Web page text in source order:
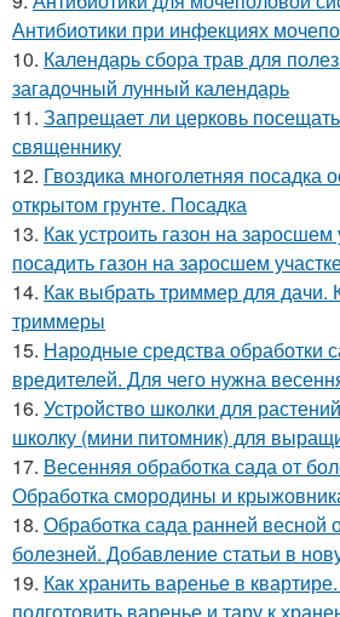
Антибиотики при инфекциях
10. Календарь сбора трав для
загадочный лунный календарь
11. Запрещает ли церковь
священнику
12. Гвоздика многолетняя посадка
открытом грунте. Посадка
13. Как устроить газон на заросшем
посадить газон на заросшем
14. Как выбрать триммер для дачи.
триммеры
15. Народные средства обработки
вредителей. Для чего нужна
16. Устройство школки для
школку (мини питомник) для
17. Весенняя обработка сада от
Обработка смородины и
18. Обработка сада ранней весной
болезней. Добавление статьи в
19. Как хранить варенье в